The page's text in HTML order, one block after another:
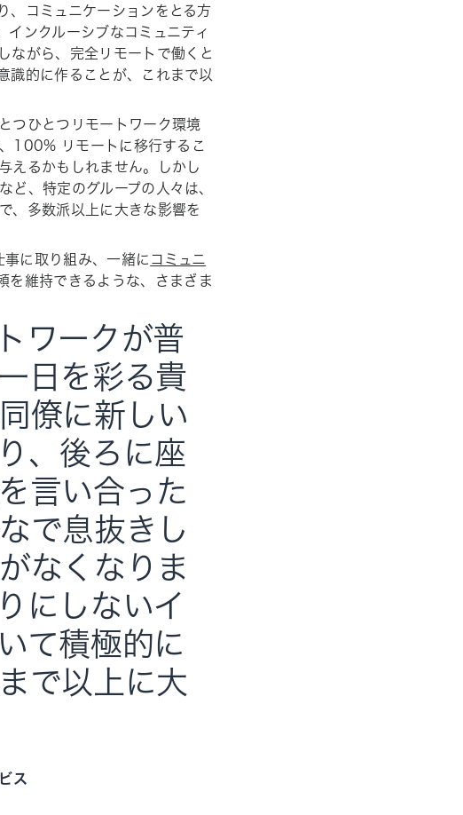
、コミュニケーションをとる方
インクルーシブなコミュニティ
ながら、完全リモートで働くと
識的に作ることが、これまで以
つひとつリモートワーク環境
100% リモートに移行するこ
えるかもしれません。しかし
ど、特定のグループの人々は、
、多数派以上に大きな影響を
に取り組み、一緒に コミュニ
を維持できるような、さまざま
ワークが普
日を彩る貴
僚に新しい
、後ろに座
言い合った
で息抜きし
なくなりま
にしないイ
て積極的に
で以上に大
ス